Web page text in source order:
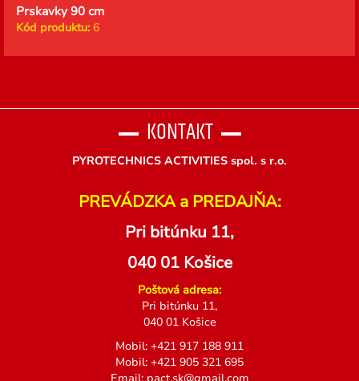
Prskavky 90 cm
Kód produktu: 6
KONTAKT
PYROTECHNICS ACTIVITIES spol. s r.o.
PREVÁDZKA a PREDAJŇA:
Pri bitúnku 11,
040 01 Košice
Poštová adresa:
Pri bitúnku 11,
040 01 Košice
Mobil: +421 917 188 911
Mobil: +421 905 321 695